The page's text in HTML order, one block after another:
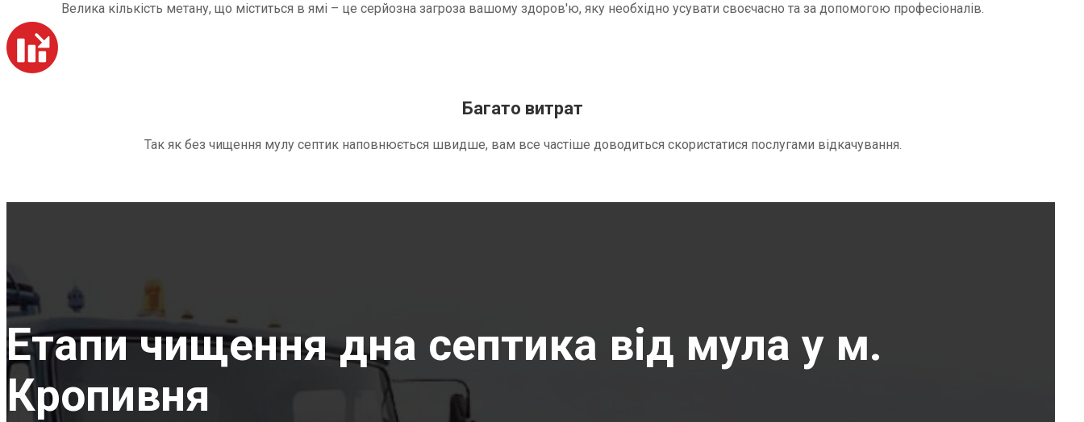
Велика кількість метану, що міститься в ямі – це серйозна загроза вашому здоров'ю, яку необхідно усувати своєчасно та за допомогою професіоналів.
Багато витрат
Так як без чищення мулу септик наповнюється швидше, вам все частіше доводиться скористатися послугами відкачування.
Етапи чищення дна септика від мула у м.
Кропивня